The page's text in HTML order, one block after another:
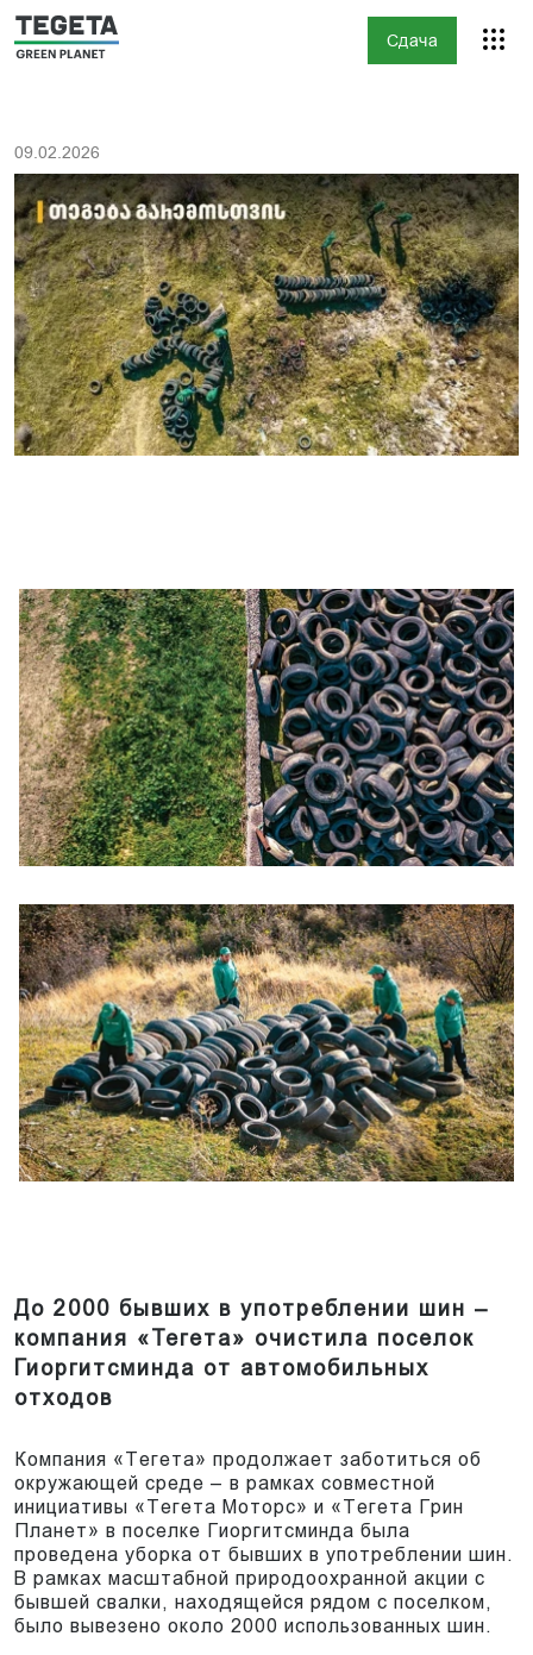
Сдача
09.02.2026
До 2000 бывших в употреблении шин –
компания «Тегета» очистила поселок
Гиоргитсминда от автомобильных
отходов
Компания «Тегета» продолжает заботиться об
окружающей среде – в рамках совместной
инициативы «Tегета Моторс» и «Тегета Грин
Планет» в поселке Гиоргитсминда была
проведена уборка от бывших в употреблении шин.
В рамках масштабной природоохранной акции с
бывшей свалки, находящейся рядом с поселком,
было вывезено около 2000 использованных шин.